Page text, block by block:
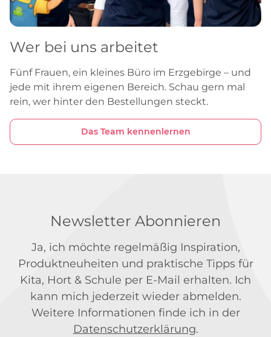
Wer bei uns arbeitet
Fünf Frauen, ein kleines Büro im Erzgebirge – und
jede mit ihrem eigenen Bereich. Schau gern mal
rein, wer hinter den Bestellungen steckt.
Das Team kennenlernen
Newsletter Abonnieren
Ja, ich möchte regelmäßig Inspiration,
Produktneuheiten und praktische Tipps für
Kita, Hort & Schule per E-Mail erhalten. Ich
kann mich jederzeit wieder abmelden.
Weitere Informationen finde ich in der
Datenschutzerklärung.